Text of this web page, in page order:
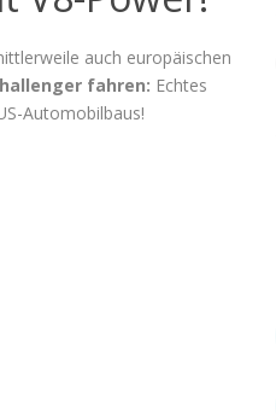
auch europäischen
fahren: Echtes
Automobilbaus!